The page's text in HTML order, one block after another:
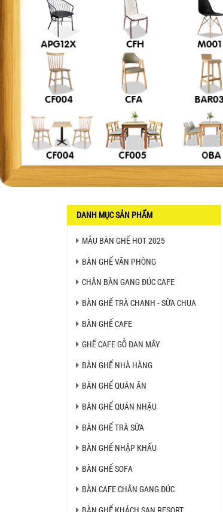
DANH MỤC SẢN PHẨM
MẪU BÀN GHẾ HOT 2025
BÀN GHẾ VĂN PHÒNG
CHÂN BÀN GANG ĐÚC CAFE
BÀN GHẾ TRÀ CHANH - SỮA CHUA
BÀN GHẾ CAFE
GHẾ CAFE GỖ ĐAN MÂY
BÀN GHẾ NHÀ HÀNG
BÀN GHẾ QUÁN ĂN
BÀN GHẾ QUÁN NHẬU
BÀN GHẾ TRÀ SỮA
BÀN GHẾ NHẬP KHẨU
BÀN GHẾ SOFA
BÀN CAFE CHÂN GANG ĐÚC
Ghế Ăn nhập khẩu ELLA - Mã
SP: GNK05
Liên hệ
BÀN BAR BEER CLUB BCF
SX GIÁ RẺ - MÃ SỐ: BCF SX
750.000 VNĐ
GHẾ EAMES - GHẾ NHỰA
CAFE CHÂN GỖ GIÁ RẺ - MÃ
SỐ: M002
550.000 VNĐ
GHẾ XẾP GẤP GIÁ RẺ - MÃ
380.000 VNĐ
BÀN CAFE BCF01 GIÁ RẺ -
650.000 VNĐ
NHẬU GIÁ RẺ - MÃ SỐ: X001
2.270.000 VNĐ
Ghế Nhựa Nhập Khẩu - Mã
SP: N46
450.000 VNĐ
Ghế Ăn nhập khẩu ELLA - Mã
SP: GNK05
Liên hệ
SX GIÁ RẺ - MÃ SỐ: BCF SX
750.000 VNĐ
GHẾ EAMES - GHẾ NHỰA